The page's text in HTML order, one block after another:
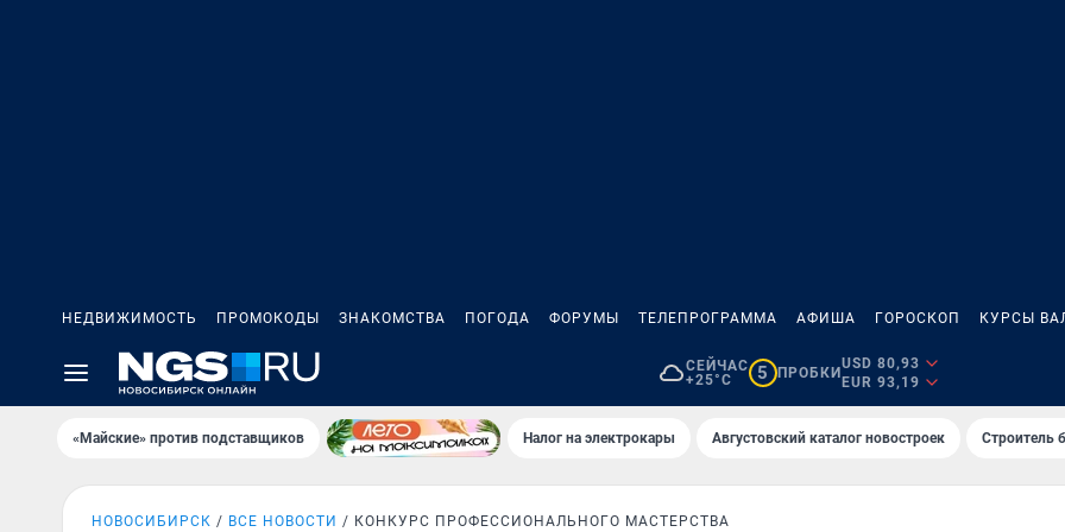
НЕДВИЖИМОСТЬ ПРОМОКОДЫ ЗНАКОМСТВА ПОГОДА ФОРУМЫ ТЕЛЕПРОГРАММА АФИША ГОРОСКОП КУРСЫ
СЕЙЧАС
+25°C
5 ПРОБКИ
USD 80,93
EUR 93,19
«Майские» против подставщиков Налог на электрокары Августовский каталог новостроек Строитель
НОВОСИБИРСК ВСЕ НОВОСТИ КОНКУРС ПРОФЕССИОНАЛЬНОГО МАСТЕРСТВА